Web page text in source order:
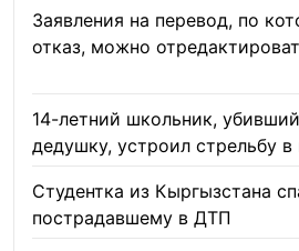
Заявления на перевод, по
отказ, можно
14-летний школьник,
дедушку, устроил стрельбу
Студентка из Кыргызстана
пострадавшему в ДТП